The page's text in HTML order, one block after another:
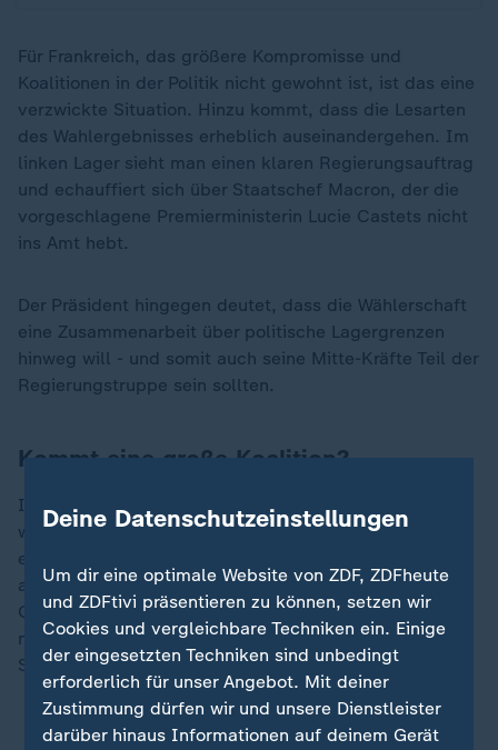
Für Frankreich, das größere Kompromisse und
Koalitionen in der Politik nicht gewohnt ist, ist das eine
verzwickte Situation. Hinzu kommt, dass die Lesarten
des Wahlergebnisses erheblich auseinandergehen. Im
linken Lager sieht man einen klaren Regierungsauftrag
und echauffiert sich über Staatschef Macron, der die
vorgeschlagene Premierministerin Lucie Castets nicht
ins Amt hebt.
Der Präsident hingegen deutet, dass die Wählerschaft
eine Zusammenarbeit über politische Lagergrenzen
hinweg will - und somit auch seine Mitte-Kräfte Teil der
Regierungstruppe sein sollten.
Kommt eine große Koalition?
Ist Macron, der die vorgezogene Parlamentswahl ohne
wirkliche Not angezettelt und krachend verloren hat,
einfach nur ein schlechter Verlierer, der keine Macht
abgeben will? Oder ist er Realist? Sucht er - im
Gegensatz zu französischen Konventionen - nach einer
möglichen großen Koalition, um aus der politischen
Sackgasse zu kommen?
Macron: Neue Regierung erst nach Olympia
Deine Datenschutzeinstellungen
Um dir eine optimale Website von ZDF, ZDFheute
und ZDFtivi präsentieren zu können, setzen wir
Cookies und vergleichbare Techniken ein. Einige
der eingesetzten Techniken sind unbedingt
erforderlich für unser Angebot. Mit deiner
Zustimmung dürfen wir und unsere Dienstleister
darüber hinaus Informationen auf deinem Gerät